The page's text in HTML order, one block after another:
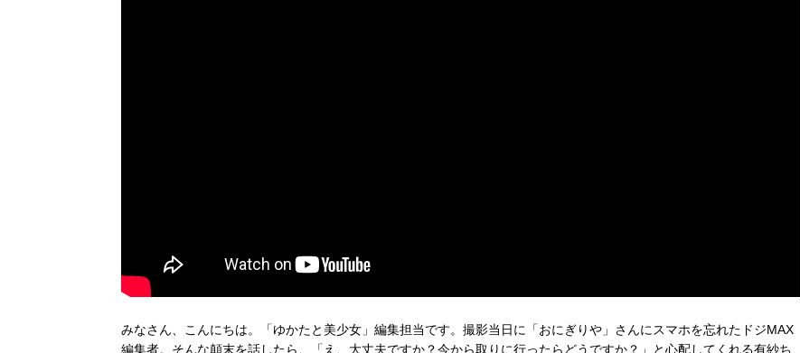
みなさん、こんにちは。「ゆかたと美少女」編集担当です。撮影当日に「おにぎりや」さんにスマホを忘れたドジMAX
編集者。そんな顛末を話したら、「え、大丈夫ですか？今から取りに行ったらどうですか？」と心配してくれる有紗ち